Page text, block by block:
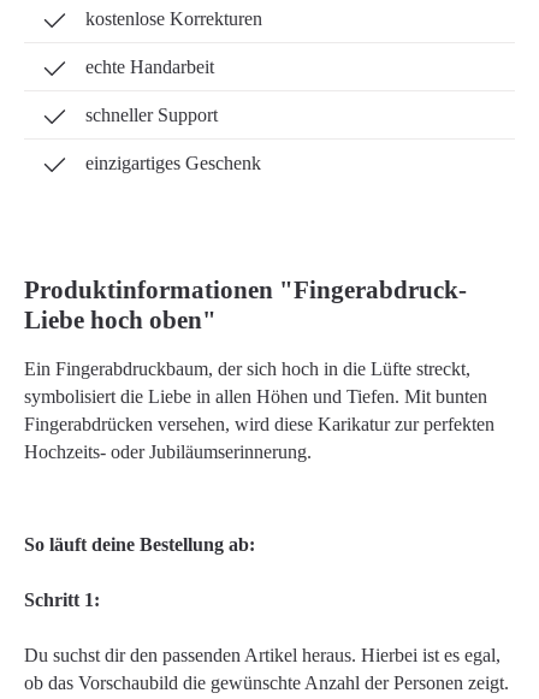
kostenlose Korrekturen
echte Handarbeit
schneller Support
einzigartiges Geschenk
Produktinformationen "Fingerabdruck-
Liebe hoch oben"
Ein Fingerabdruckbaum, der sich hoch in die Lüfte streckt,
symbolisiert die Liebe in allen Höhen und Tiefen. Mit bunten
Fingerabdrücken versehen, wird diese Karikatur zur perfekten
Hochzeits- oder Jubiläumserinnerung.
So läuft deine Bestellung ab:
Schritt 1:
Du suchst dir den passenden Artikel heraus. Hierbei ist es egal,
ob das Vorschaubild die gewünschte Anzahl der Personen zeigt.